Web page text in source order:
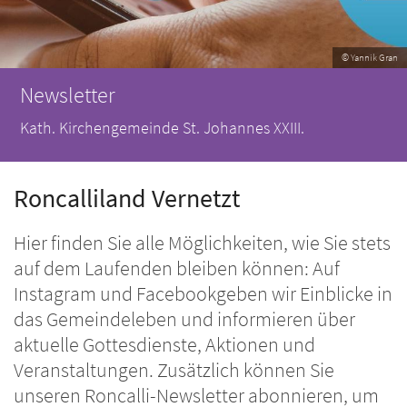
© Yannik Gran
Newsletter
Kath. Kirchengemeinde St. Johannes XXIII.
Roncalliland Vernetzt
Hier finden Sie alle Möglichkeiten, wie Sie stets
auf dem Laufenden bleiben können: Auf
Instagram und Facebookgeben wir Einblicke in
das Gemeindeleben und informieren über
aktuelle Gottesdienste, Aktionen und
Veranstaltungen. Zusätzlich können Sie
unseren Roncalli-Newsletter abonnieren, um